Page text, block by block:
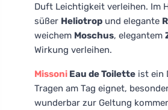
Duft Leichtigkeit verleihen. Im
süßer Heliotrop und elegante
weichem Moschus, elegantem
Wirkung verleihen.
Missoni Eau de Toilette ist ein
Tragen am Tag eignet,
wunderbar zur Geltung